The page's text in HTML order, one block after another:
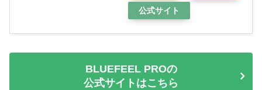
公式サイト
BLUEFEEL PROの
公式サイトはこちら